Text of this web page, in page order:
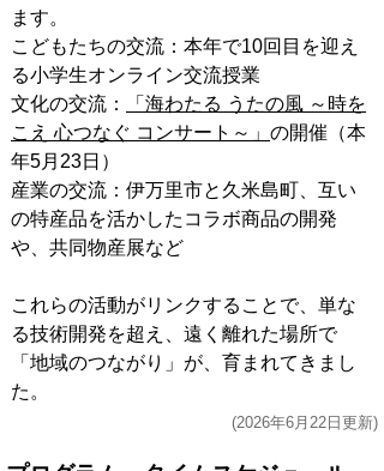
ます。
こどもたちの交流：本年で10回目を迎え
る小学生オンライン交流授業
文化の交流：
「海わたる うたの風 ～時を
こえ 心つなぐ コンサート～」 の開催（本
年5月23日）
産業の交流：伊万里市と久米島町、互い
の特産品を活かしたコラボ商品の開発
や、共同物産展など
これらの活動がリンクすることで、単な
る技術開発を超え、遠く離れた場所で
「地域のつながり」が、育まれてきまし
た。
(2026年6月22日更新)